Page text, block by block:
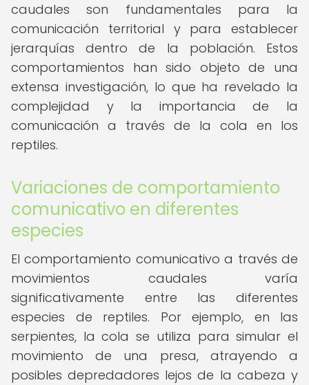
caudales son fundamentales para la
comunicación territorial y para establecer
jerarquías dentro de la población. Estos
comportamientos han sido objeto de una
extensa investigación, lo que ha revelado la
complejidad y la importancia de la
comunicación a través de la cola en los
reptiles.
Variaciones de comportamiento
comunicativo en diferentes
especies
El comportamiento comunicativo a través de
movimientos caudales varía
significativamente entre las diferentes
especies de reptiles. Por ejemplo, en las
serpientes, la cola se utiliza para simular el
movimiento de una presa, atrayendo a
posibles depredadores lejos de la cabeza y